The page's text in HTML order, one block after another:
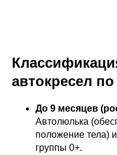
автокресел
До 9 месяцев
Автолюлька
положение тела)
группы 0+.